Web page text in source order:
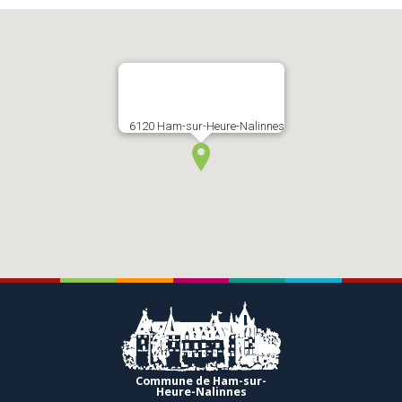
6120 Ham-sur-Heure-Nalinnes
Commune de Ham-sur-
Heure-Nalinnes